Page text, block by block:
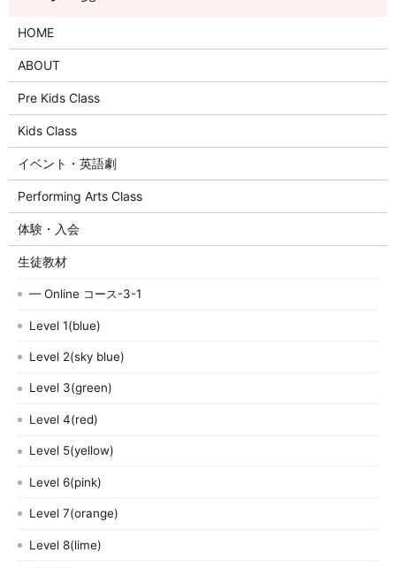
HOME
ABOUT
Pre Kids Class
Kids Class
イベント・英語劇
Performing Arts Class
体験・入会
生徒教材
— Online コース-3-1
Level 1(blue)
Level 2(sky blue)
Level 3(green)
Level 4(red)
Level 5(yellow)
Level 6(pink)
Level 7(orange)
Level 8(lime)